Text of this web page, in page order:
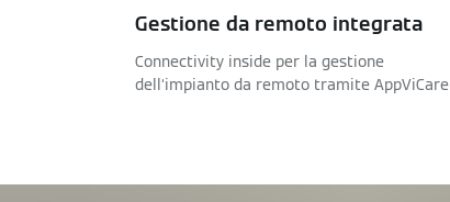
Gestione da remoto integrata
Connectivity inside per la gestione
dell‘impianto da remoto tramite AppViCare